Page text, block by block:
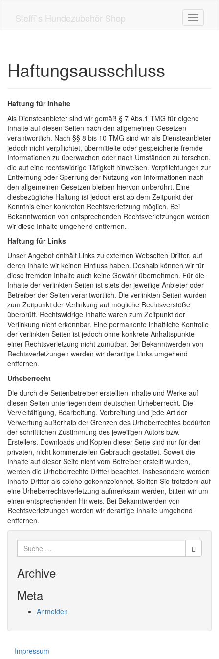
Steffi`s Hundezubehör Shop Toggle
Haftungsausschluss
Haftung für Inhalte
Als Diensteanbieter sind wir gemäß § 7 Abs.1 TMG für eigene
Inhalte auf diesen Seiten nach den allgemeinen Gesetzen
verantwortlich. Nach §§ 8 bis 10 TMG sind wir als Diensteanbieter
jedoch nicht verpflichtet, übermittelte oder gespeicherte fremde
Informationen zu überwachen oder nach Umständen zu forschen,
die auf eine rechtswidrige Tätigkeit hinweisen. Verpflichtungen zur
Entfernung oder Sperrung der Nutzung von Informationen nach
den allgemeinen Gesetzen bleiben hiervon unberührt. Eine
diesbezügliche Haftung ist jedoch erst ab dem Zeitpunkt der
Kenntnis einer konkreten Rechtsverletzung möglich. Bei
Bekanntwerden von entsprechenden Rechtsverletzungen werden
wir diese Inhalte umgehend entfernen.
Haftung für Links
Unser Angebot enthält Links zu externen Webseiten Dritter, auf
deren Inhalte wir keinen Einfluss haben. Deshalb können wir für
diese fremden Inhalte auch keine Gewähr übernehmen. Für die
Inhalte der verlinkten Seiten ist stets der jeweilige Anbieter oder
Betreiber der Seiten verantwortlich. Die verlinkten Seiten wurden
zum Zeitpunkt der Verlinkung auf mögliche Rechtsverstöße
überprüft. Rechtswidrige Inhalte waren zum Zeitpunkt der
Verlinkung nicht erkennbar. Eine permanente inhaltliche Kontrolle
der verlinkten Seiten ist jedoch ohne konkrete Anhaltspunkte
einer Rechtsverletzung nicht zumutbar. Bei Bekanntwerden von
Rechtsverletzungen werden wir derartige Links umgehend
entfernen.
Urheberrecht
Die durch die Seitenbetreiber erstellten Inhalte und Werke auf
diesen Seiten unterliegen dem deutschen Urheberrecht. Die
Vervielfältigung, Bearbeitung, Verbreitung und jede Art der
Verwertung außerhalb der Grenzen des Urheberrechtes bedürfen
der schriftlichen Zustimmung des jeweiligen Autors bzw.
Erstellers. Downloads und Kopien dieser Seite sind nur für den
privaten, nicht kommerziellen Gebrauch gestattet. Soweit die
Inhalte auf dieser Seite nicht vom Betreiber erstellt wurden,
werden die Urheberrechte Dritter beachtet. Insbesondere werden
Inhalte Dritter als solche gekennzeichnet. Sollten Sie trotzdem auf
eine Urheberrechtsverletzung aufmerksam werden, bitten wir um
einen entsprechenden Hinweis. Bei Bekanntwerden von
Rechtsverletzungen werden wir derartige Inhalte umgehend
entfernen.
Suche
nach:
Archive
Meta
Anmelden
Impressum